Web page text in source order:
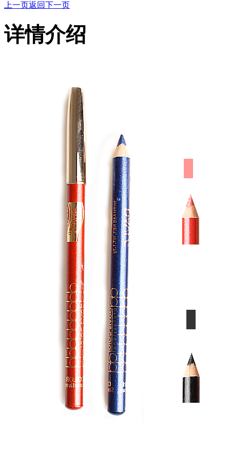
上一页返回下一页
详情介绍